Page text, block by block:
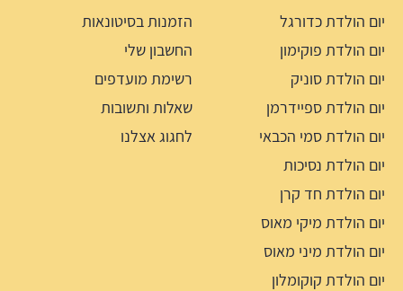
יום הולדת כדורגל
יום הולדת פוקימון
יום הולדת סוניק
יום הולדת ספיידרמן
יום הולדת סמי הכבאי
יום הולדת נסיכות
יום הולדת חד קרן
יום הולדת מיקי מאוס
יום הולדת מיני מאוס
יום הולדת קוקומלון
הזמנות בסיטונאות
החשבון שלי
רשימת מועדפים
שאלות ותשובות
לחגוג אצלנו